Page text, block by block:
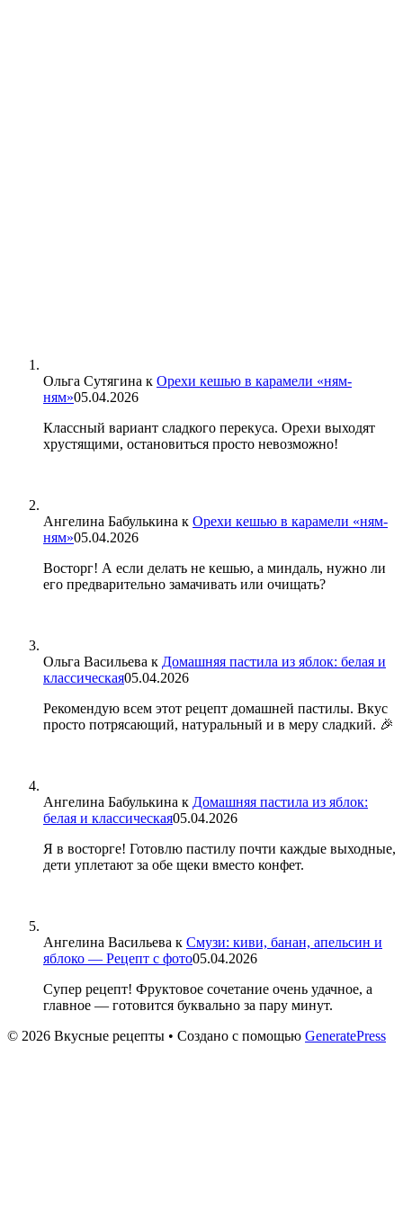
Ольга Сутягина к Орехи кешью в карамели «ням-
ням»05.04.2026
Классный вариант сладкого перекуса. Орехи выходят
хрустящими, остановиться просто невозможно!
Ангелина Бабулькина к Орехи кешью в карамели «ням-
ням»05.04.2026
Восторг! А если делать не кешью, а миндаль, нужно ли
его предварительно замачивать или очищать?
Ольга Васильева к Домашняя пастила из яблок: белая и
классическая05.04.2026
Рекомендую всем этот рецепт домашней пастилы. Вкус
просто потрясающий, натуральный и в меру сладкий. 🎉
Ангелина Бабулькина к Домашняя пастила из яблок:
белая и классическая05.04.2026
Я в восторге! Готовлю пастилу почти каждые выходные,
дети уплетают за обе щеки вместо конфет.
Ангелина Васильева к Смузи: киви, банан, апельсин и
яблоко — Рецепт с фото05.04.2026
Супер рецепт! Фруктовое сочетание очень удачное, а
главное — готовится буквально за пару минут.
© 2026 Вкусные рецепты • Создано с помощью GeneratePress